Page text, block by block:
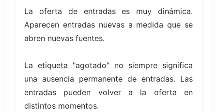
La oferta de entradas es muy dinámica.
Aparecen entradas nuevas a medida que se
abren nuevas fuentes.
La etiqueta "agotado" no siempre significa
una ausencia permanente de entradas. Las
entradas pueden volver a la oferta en
distintos momentos.